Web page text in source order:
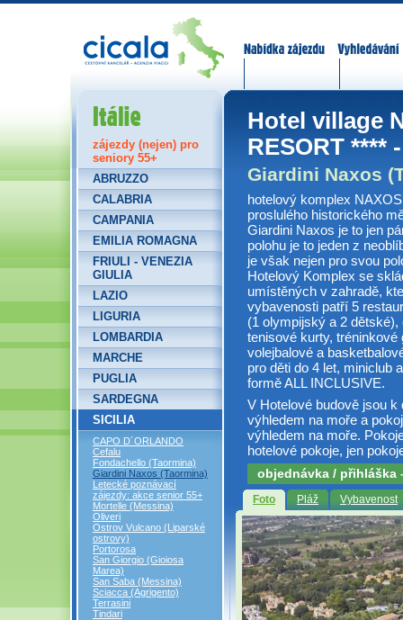
Hotel village
RESORT ****
Giardini Naxos
hotelový komplex
proslulého historického
Giardini Naxos je to jen
polohu je to jeden z
je však nejen pro svou
Hotelový Komplex se
umístěných v zahradě,
vybavenosti patří 5
(1 olympijský a 2
tenisové kurty,
volejbalové a
pro děti do 4 let, miniclub
formě ALL INCLUSIVE.
V Hotelové budově jsou
výhledem na moře a
výhledem na moře.
hotelové pokoje, jen
objednávka / přihláška
Foto Pláž Vybavenost
Itálie
zájezdy (nejen) pro
seniory 55+
ABRUZZO
CALABRIA
CAMPANIA
EMILIA ROMAGNA
FRIULI - VENEZIA
GIULIA
LAZIO
LIGURIA
LOMBARDIA
MARCHE
PUGLIA
SARDEGNA
SICILIA
CAPO D´ORLANDO
Cefalu
Fondachello (Taormina)
Giardini Naxos (Taormina)
Letecké poznávací
zájezdy: akce senior 55+
Mortelle (Messina)
Oliveri
Ostrov Vulcano (Liparské
ostrovy)
Portorosa
San Giorgio (Gioiosa
Marea)
San Saba (Messina)
Sciacca (Agrigento)
Terrasini
Tindari